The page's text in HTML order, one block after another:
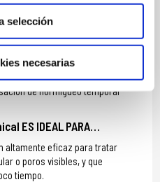
selección
necesarias
de la mano.
sobre rostro y cuello,
de hormigueo temporal
ES IDEAL PARA…
altamente eficaz para tratar
o poros visibles, y que
tiempo.